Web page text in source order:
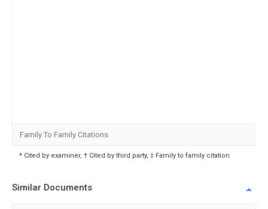
Family To Family Citations
* Cited by examiner, † Cited by third party, ‡ Family to family citation
Similar Documents